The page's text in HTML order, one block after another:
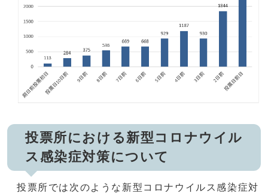
投票所における新型コロナウイル
ス感染症対策について
投票所では次のような新型コロナウイルス感染症対